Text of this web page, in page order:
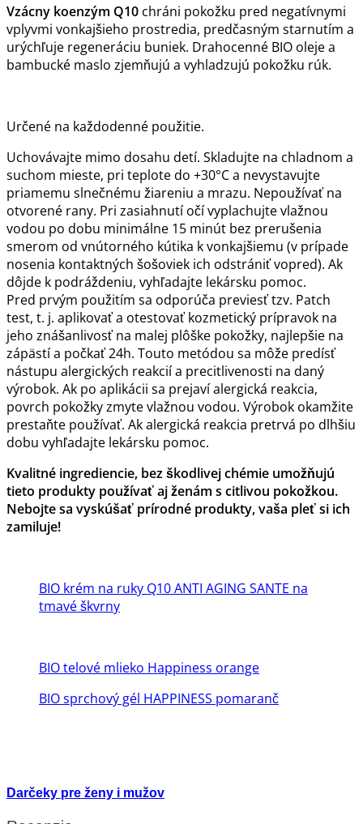
Vzácny koenzým Q10 chráni pokožku pred negatívnymi
vplyvmi vonkajšieho prostredia, predčasným starnutím a
urýchľuje regeneráciu buniek. Drahocenné BIO oleje a
bambucké maslo zjemňujú a vyhladzujú pokožku rúk.
Určené na každodenné použitie.
Uchovávajte mimo dosahu detí. Skladujte na chladnom a
suchom mieste, pri teplote do +30°C a nevystavujte
priamemu slnečnému žiareniu a mrazu. Nepoužívať na
otvorené rany. Pri zasiahnutí očí vyplachujte vlažnou
vodou po dobu minimálne 15 minút bez prerušenia
smerom od vnútorného kútika k vonkajšiemu (v prípade
nosenia kontaktných šošoviek ich odstrániť vopred). Ak
dôjde k podráždeniu, vyhľadajte lekársku pomoc.
Pred prvým použitím sa odporúča previesť tzv. Patch
test, t. j. aplikovať a otestovať kozmetický prípravok na
jeho znášanlivosť na malej plôške pokožky, najlepšie na
zápästí a počkať 24h. Touto metódou sa môže predísť
nástupu alergických reakcií a precitlivenosti na daný
výrobok. Ak po aplikácii sa prejaví alergická reakcia,
povrch pokožky zmyte vlažnou vodou. Výrobok okamžite
prestaňte používať. Ak alergická reakcia pretrvá po dlhšiu
dobu vyhľadajte lekársku pomoc.
Kvalitné ingrediencie, bez škodlivej chémie umožňujú
tieto produkty používať aj ženám s citlivou pokožkou.
Nebojte sa vyskúšať prírodné produkty, vaša pleť si ich
zamiluje!
BIO krém na ruky Q10 ANTI AGING SANTE na
tmavé škvrny
BIO telové mlieko Happiness orange
BIO sprchový gél HAPPINESS pomaranč
Darčeky pre ženy i mužov